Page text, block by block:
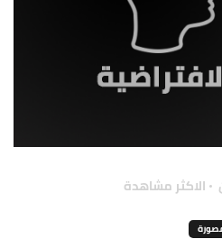
الاكثر مشاهدة